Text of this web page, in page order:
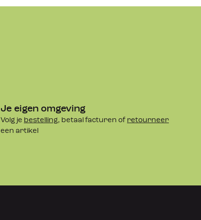
Je eigen omgeving
Volg je bestelling, betaal facturen of retourneer
een artikel